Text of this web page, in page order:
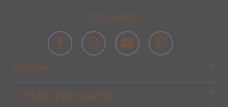
FOLLOW US
Η ΕΤΑΙΡΙΑ
ΕΞΥΠΗΡΕΤΗΣΗ ΠΕΛΑΤΩΝ